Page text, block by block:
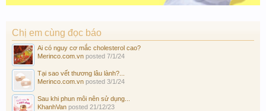
Chị em cùng đọc báo
Ai có nguy cơ mắc cholesterol cao?
Merinco.com.vn posted 7/1/24
Tại sao vết thương lâu lành?...
Merinco.com.vn posted 3/1/24
Sau khi phun môi nên sử dụng...
KhanhVan posted 21/12/23